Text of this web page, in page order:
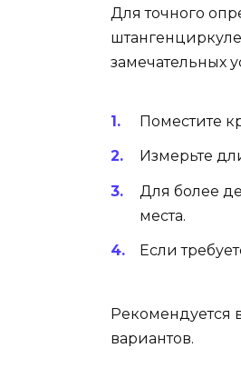
Для точного
замечательных
Поместите
Измерьте
Для более
места.
Если
Рекомендуется
вариантов.